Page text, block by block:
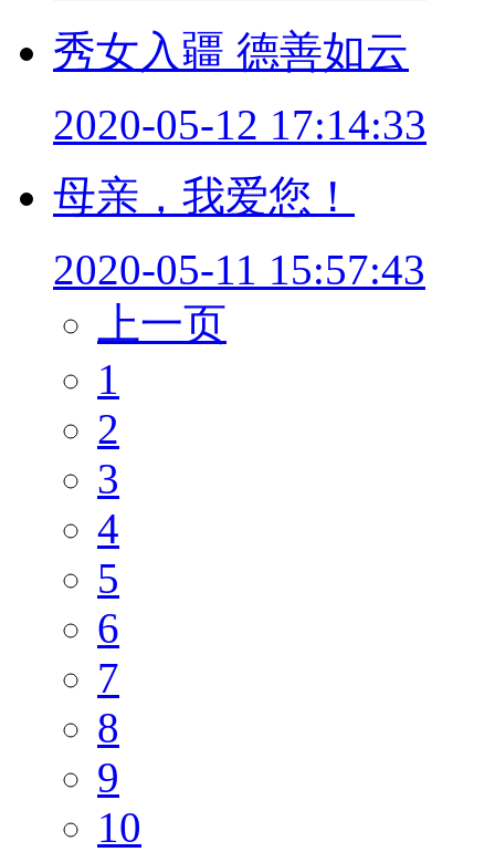
秀女入疆 德善如云
2020-05-12 17:14:33
母亲，我爱您！
2020-05-11 15:57:43
上一页
1
2
3
4
5
6
7
8
9
10